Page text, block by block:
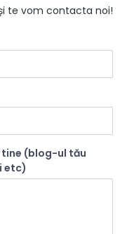
te vom contacta noi!
(blog-ul tău
etc)